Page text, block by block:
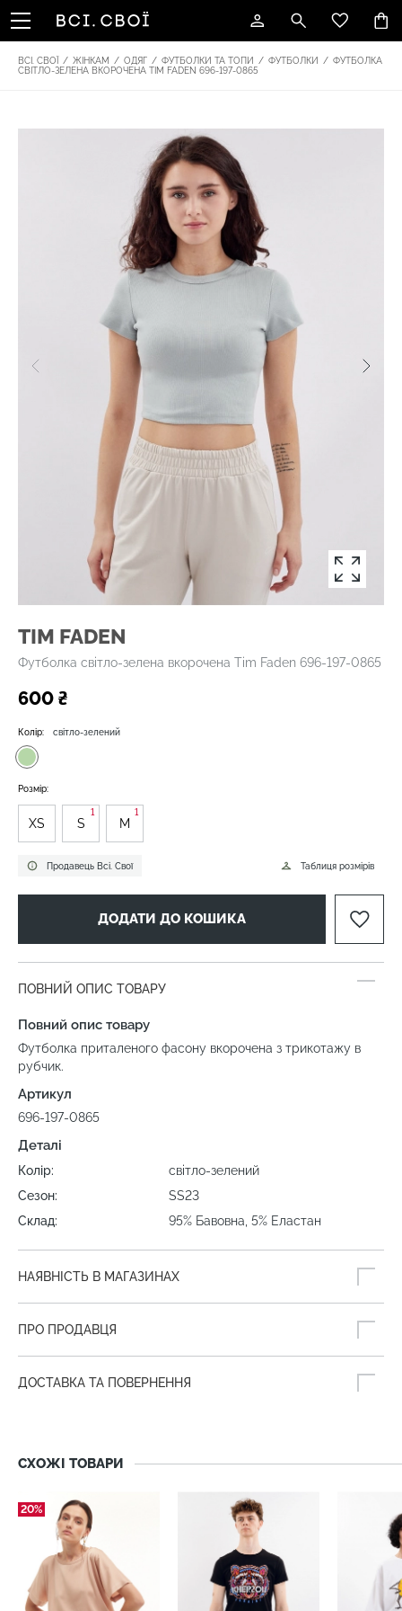
ВСІ. СВОЇ / ЖІНКАМ / ОДЯГ / ФУТБОЛКИ ТА ТОПИ / ФУТБОЛКИ / ФУТБОЛКА
СВІТЛО-ЗЕЛЕНА ВКОРОЧЕНА TIM FADEN 696-197-0865
TIM FADEN
Футболка світло-зелена вкорочена Tim Faden 696-197-0865
600 ₴
Продавець Всі. Свої
Колір: світло-зелений
Таблиця розмірів
Розмір:
XS S
1
M
1
ДОДАТИ ДО КОШИКА
ПОВНИЙ ОПИС ТОВАРУ
Повний опис товару
Футболка приталеного фасону вкорочена з трикотажу в
рубчик.
Артикул
696-197-0865
Деталі
Колір:
світло-зелений
Сезон:
SS23
Склад:
95% Бавовна, 5% Еластан
НАЯВНІСТЬ В МАГАЗИНАХ
ПРО ПРОДАВЦЯ
ДОСТАВКА ТА ПОВЕРНЕННЯ
СХОЖІ ТОВАРИ
20%